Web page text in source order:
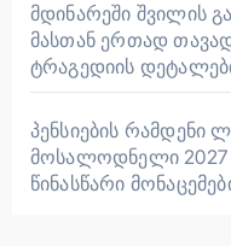
მდინარეში შვილის
მასთან ერთად
ტრაგედიის
პენსიების რამდენი
მოსალოდნელი 2027
წინასწარი